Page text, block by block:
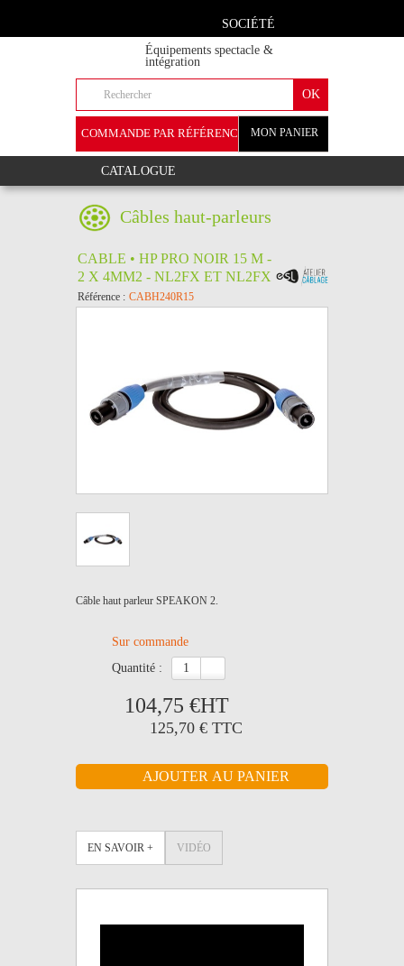
SOCIÉTÉ
Équipements spectacle &
intégration
MON PANIER
COMMANDE PAR RÉFÉRENCE
CATALOGUE
Câbles haut-parleurs
CABLE • HP PRO NOIR 15 M -
2 X 4MM2 - NL2FX ET NL2FX
Référence : CABH240R15
Câble haut parleur SPEAKON 2.
Sur commande
quantité :
104,75 €HT
125,70 € TTC
EN SAVOIR + VIDÉO